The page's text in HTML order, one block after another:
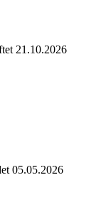
21.10.2026
05.05.2026